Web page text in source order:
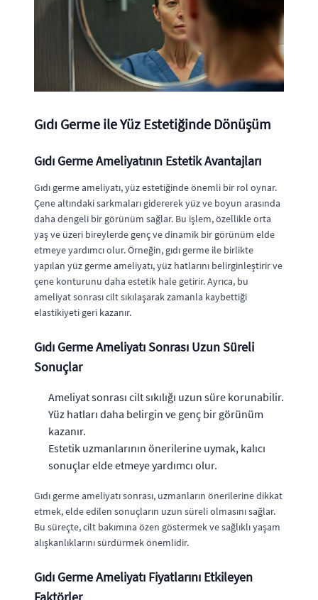
Gıdı Germe ile Yüz Estetiğinde Dönüşüm
Gıdı Germe Ameliyatının Estetik Avantajları
Gıdı germe ameliyatı, yüz estetiğinde önemli bir rol oynar.
Çene altındaki sarkmaları gidererek yüz ve boyun arasında
daha dengeli bir görünüm sağlar. Bu işlem, özellikle orta
yaş ve üzeri bireylerde genç ve dinamik bir görünüm elde
etmeye yardımcı olur. Örneğin, gıdı germe ile birlikte
yapılan yüz germe ameliyatı, yüz hatlarını belirginleştirir ve
çene konturunu daha estetik hale getirir. Ayrıca, bu
ameliyat sonrası cilt sıkılaşarak zamanla kaybettiği
elastikiyeti geri kazanır.
Gıdı Germe Ameliyatı Sonrası Uzun Süreli
Sonuçlar
Ameliyat sonrası cilt sıkılığı uzun süre korunabilir.
Yüz hatları daha belirgin ve genç bir görünüm
kazanır.
Estetik uzmanlarının önerilerine uymak, kalıcı
sonuçlar elde etmeye yardımcı olur.
Gıdı germe ameliyatı sonrası, uzmanların önerilerine dikkat
etmek, elde edilen sonuçların uzun süreli olmasını sağlar.
Bu süreçte, cilt bakımına özen göstermek ve sağlıklı yaşam
alışkanlıklarını sürdürmek önemlidir.
Gıdı Germe Ameliyatı Fiyatlarını Etkileyen